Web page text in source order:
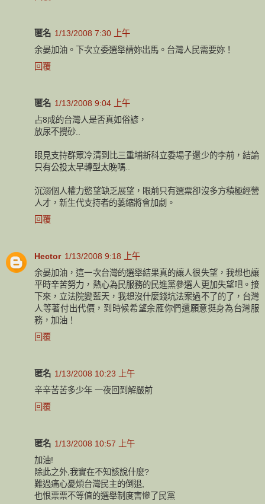
匿名 1/13/2008 7:30 上午
余晏加油。下次立委選舉請妳出馬。台灣人民需要妳！
回覆
匿名 1/13/2008 9:04 上午
占8成的台灣人是否真如俗諺，
放尿不攪砂..
眼見支持群眾冷清到比三重埔新科立委場子還少的李前，結論
只有公投太早轉型太晚嗎..
沉溺個人權力慾望缺乏展望，眼前只有選票卻沒多方積極經營
人才，新生代支持者的萎縮將會加劇。
回覆
Hector 1/13/2008 9:18 上午
余晏加油，這一次台灣的選舉結果真的讓人很失望，我想也讓
平時辛苦努力，熱心為民服務的民進黨參選人更加失望吧。接
下來，立法院變藍天，我想沒什麼錢坑法案過不了的了，台灣
人等著付出代價，到時候希望余雁你們還願意挺身為台灣服
務，加油！
回覆
匿名 1/13/2008 10:23 上午
辛辛苦苦多少年 一夜回到解嚴前
回覆
匿名 1/13/2008 10:57 上午
加油!
除此之外,我實在不知該說什麼?
難過痛心憂煩台灣民主的倒退,
也恨票票不等值的選舉制度害慘了民黨